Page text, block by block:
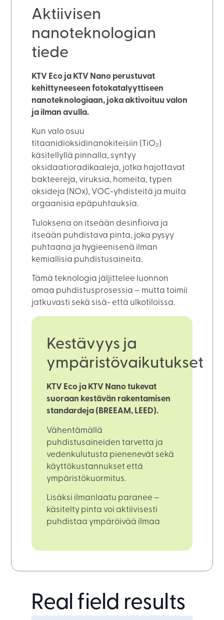
Aktiivisen
nanoteknologian
tiede
KTV Eco ja KTV Nano perustuvat
kehittyneeseen fotokatalyyttiseen
nanoteknologiaan, joka aktivoituu valon
ja ilman avulla.
Kun valo osuu
titaanidioksidinanokiteisiin (TiO₂)
käsitellyllä pinnalla, syntyy
oksidaatioradikaaleja, jotka hajottavat
bakteereja, viruksia, homeita, typen
oksideja (NOx), VOC-yhdisteitä ja muita
orgaanisia epäpuhtauksia.
Tuloksena on itseään desinfioiva ja
itseään puhdistava pinta, joka pysyy
puhtaana ja hygieenisenä ilman
kemiallisia puhdistusaineita.
Tämä teknologia jäljittelee luonnon
omaa puhdistusprosessia – mutta toimii
jatkuvasti sekä sisä- että ulkotiloissa.
Kestävyys ja
ympäristövaikutukset
KTV Eco ja KTV Nano tukevat
suoraan kestävän rakentamisen
standardeja (BREEAM, LEED).
Vähentämällä
puhdistusaineiden tarvetta ja
vedenkulutusta pienenevät sekä
käyttökustannukset että
ympäristökuormitus.
Lisäksi ilmanlaatu paranee –
käsitelty pinta voi aktiivisesti
puhdistaa ympäröivää ilmaa
Real field results